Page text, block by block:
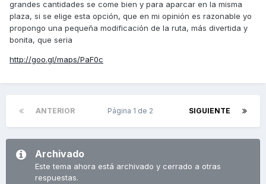
grandes cantidades se come bien y para aparcar en la misma
plaza, si se elige esta opción, que en mi opinión es razonable yo
propongo una pequeña modificación de la ruta, más divertida y
bonita, que seria
http://goo.gl/maps/PaF0c
ANTERIOR SIGUIENTE
Página 1 de 2
Archivado
Este tema ahora está archivado y cerrado a otras
respuestas.